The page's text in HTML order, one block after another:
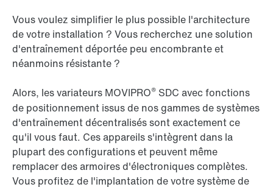
Vous voulez simplifier le plus possible l'architecture
de votre installation ? Vous recherchez une solution
d'entraînement déportée peu encombrante et
néanmoins résistante ?
Alors, les variateurs MOVIPRO® SDC avec fonctions
de positionnement issus de nos gammes de systèmes
d'entraînement décentralisés sont exactement ce
qu'il vous faut. Ces appareils s'intègrent dans la
plupart des configurations et peuvent même
remplacer des armoires d'électroniques complètes.
Vous profitez de l'implantation de votre système de